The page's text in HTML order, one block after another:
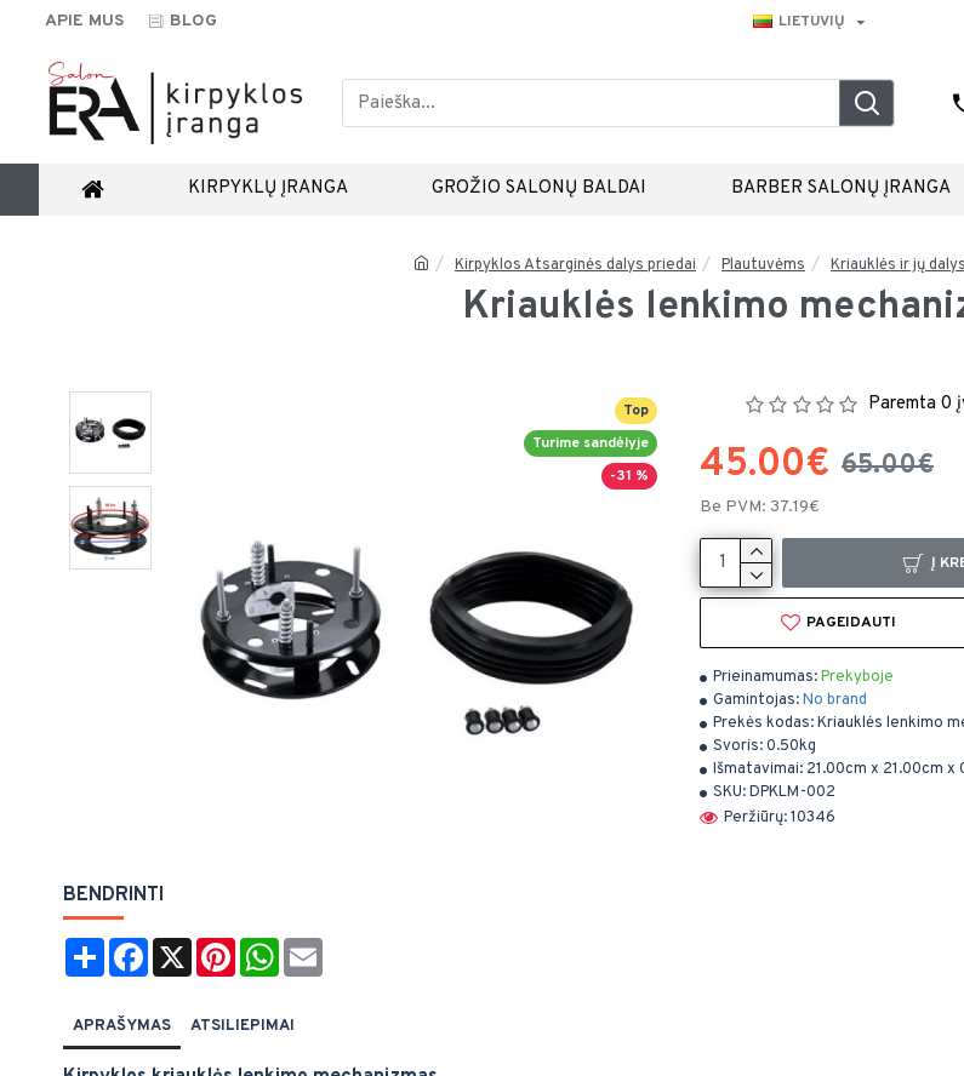
APIE MUS BLOG LIETUVIŲ
KIRPYKLŲ ĮRANGA GROŽIO SALONŲ BALDAI BARBER SALONŲ ĮRANGA
Kirpyklos Atsarginės dalys priedai Plautuvėms Kriauklės ir jų dalys
Kriauklės lenkimo
Top
Turime sandėlyje
-31 %
Prieinamumas:Prekyboje
Gamintojas:No brand
Prekės kodas:Kriauklės lenkimo
Svoris:0.50kg
Išmatavimai: 21.00cm x 21.00cm x
SKU:DPKLM-002
Peržiūrų: 10346
Paremta 0
45.00€ 65.00€
Be PVM: 37.19€
Į
PAGEIDAUTI
BENDRINTI
Share Facebook
X PinterestWhatsApp
APRAŠYMAS ATSILIEPIMAI